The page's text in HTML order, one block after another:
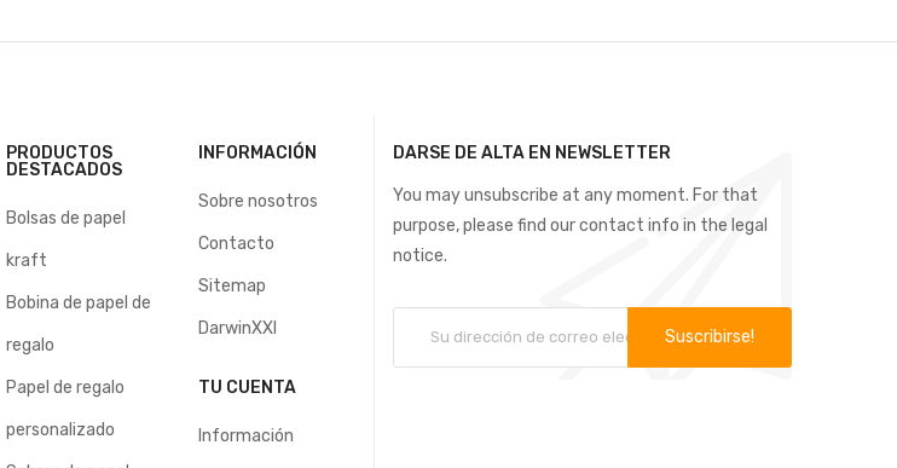
PRODUCTOS
DESTACADOS
Bolsas de papel
kraft
Bobina de papel de
regalo
Papel de regalo
personalizado
INFORMACIÓN
Sobre nosotros
Contacto
Sitemap
DarwinXXI
TU CUENTA
Información
DARSE DE ALTA EN NEWSLETTER
You may unsubscribe at any moment. For that
purpose, please find our contact info in the legal
notice.